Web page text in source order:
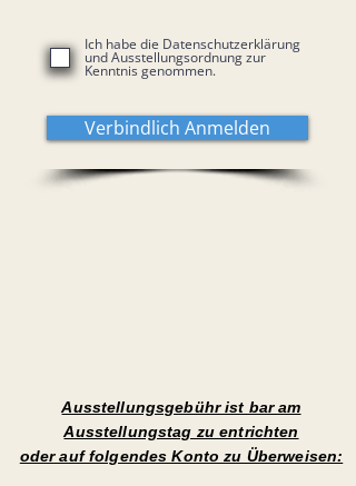
Ich habe die Datenschutzerklärung
und Ausstellungsordnung zur
Kenntnis genommen.
Verbindlich Anmelden
Ausstellungsgebühr ist bar am
Ausstellungstag zu entrichten
oder auf folgendes Konto zu Überweisen: